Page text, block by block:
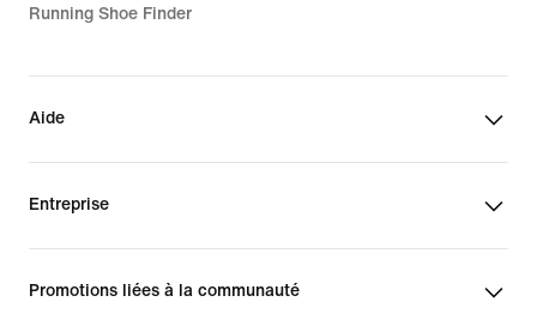
Running Shoe Finder
Aide
Entreprise
Promotions liées à la communauté